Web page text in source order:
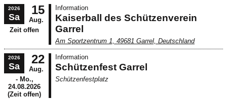
2026
Sa
15
Aug.
Zeit offen
Kaiserball des Schützenverein
Garrel
Information
Am Sportzentrum 1, 49681 Garrel, Deutschland
2026
Sa
22
Aug.
- Mo.,
24.08.2026
(Zeit offen)
Schützenfest Garrel
Information
Schützenfestplatz